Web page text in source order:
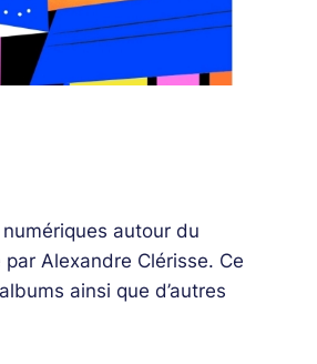
autour du
Alexandre Clérisse. Ce
ainsi que d’autres